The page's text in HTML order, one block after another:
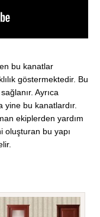
bu kanatlar
göstermektedir. Bu
Ayrıca
yine bu kanatlardır.
ekiplerden yardım
oluşturan bu yapı